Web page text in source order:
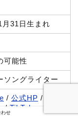
月31日生まれ
可能性
ソングライター
/ 公式HP /
/ TikTok
わせ